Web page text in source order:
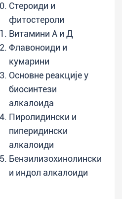
Стероиди и
фитостероли
Витамини А и Д
Флавоноиди и
кумарини
Основне реакције у
биосинтези
алкалоида
Пиролидински и
пиперидински
алкалоиди
Бензилизохинолински
и индол алкалоиди